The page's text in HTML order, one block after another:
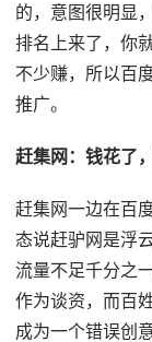
的，意图很明显
排名上来了，你
不少赚，所以百
推广。
赶集网：钱花了
赶集网一边在百
态说赶驴网是浮
流量不足千分之
作为谈资，而百
成为一个错误创